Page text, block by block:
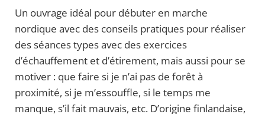
Un ouvrage idéal pour débuter en marche
nordique avec des conseils pratiques pour réaliser
des séances types avec des exercices
d’échauffement et d’étirement, mais aussi pour se
motiver : que faire si je n’ai pas de forêt à
proximité, si je m’essouffle, si le temps me
manque, s’il fait mauvais, etc. D’origine finlandaise,